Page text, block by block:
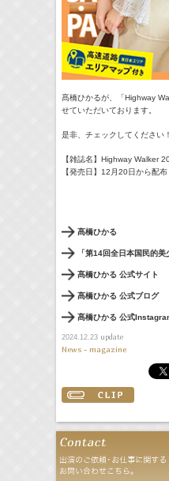
髙橋ひかるが、「Highway
せていただいております。
是非、チェックしてください！
【雑誌名】Highway Walker
【発売日】12月20日から配布
髙橋ひかる
「第14回全日本国民的
髙橋ひかる 公式サイト
髙橋ひかる 公式ブログ
髙橋ひかる 公式
2024.12.23update
News - magazine